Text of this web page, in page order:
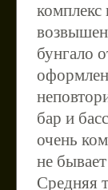
бунгало
бар и
очень
не
Средняя